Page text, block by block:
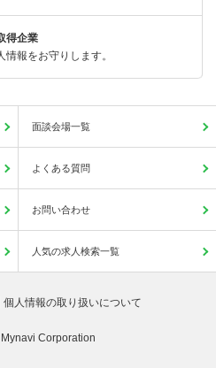
得企業
報をお守りします。
面談会場一覧
よくある質問
お問い合わせ
人気の求人検索一覧
個人情報の取り扱いについて
Corporation